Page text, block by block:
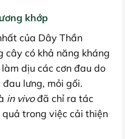
khớp
của Dây Thần
cây có khả năng kháng
dịu các cơn đau do
lưng, mỏi gối.
in vivođã chỉ ra tác
trong việc cải thiện